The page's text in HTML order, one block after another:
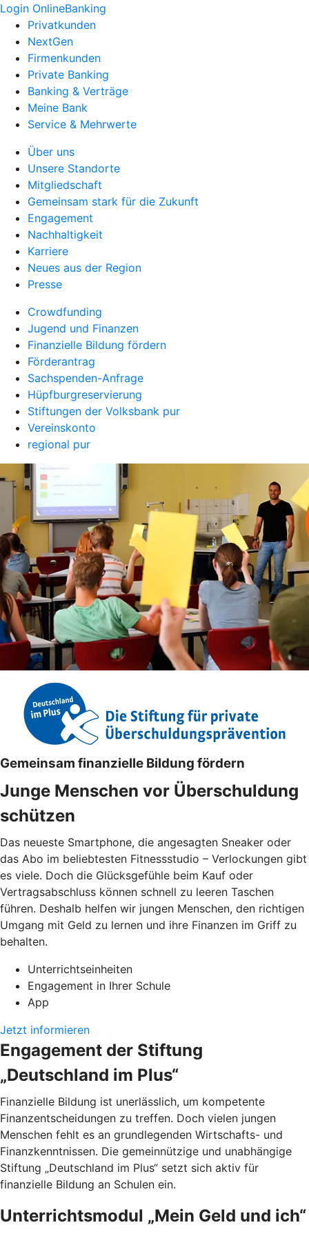
Login OnlineBanking
Privatkunden
NextGen
Firmenkunden
Private Banking
Banking & Verträge
Meine Bank
Service & Mehrwerte
Über uns
Unsere Standorte
Mitgliedschaft
Gemeinsam stark für die Zukunft
Engagement
Nachhaltigkeit
Karriere
Neues aus der Region
Presse
Crowdfunding
Jugend und Finanzen
Finanzielle Bildung fördern
Förderantrag
Sachspenden-Anfrage
Hüpfburgreservierung
Stiftungen der Volksbank pur
Vereinskonto
regional pur
Gemeinsam finanzielle Bildung fördern
Junge Menschen vor Überschuldung
schützen
Das neueste Smartphone, die angesagten Sneaker oder
das Abo im beliebtesten Fitnessstudio – Verlockungen gibt
es viele. Doch die Glücksgefühle beim Kauf oder
Vertragsabschluss können schnell zu leeren Taschen
führen. Deshalb helfen wir jungen Menschen, den richtigen
Umgang mit Geld zu lernen und ihre Finanzen im Griff zu
behalten.
Unterrichtseinheiten
Engagement in Ihrer Schule
App
Jetzt informieren
Engagement der Stiftung
„Deutschland im Plus“
Finanzielle Bildung ist unerlässlich, um kompetente
Finanzentscheidungen zu treffen. Doch vielen jungen
Menschen fehlt es an grundlegenden Wirtschafts- und
Finanzkenntnissen. Die gemeinnützige und unabhängige
Stiftung „Deutschland im Plus“ setzt sich aktiv für
finanzielle Bildung an Schulen ein.
Unterrichtsmodul „Mein Geld und ich“